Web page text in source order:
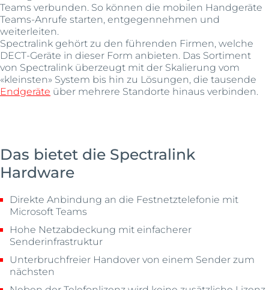
Teams verbunden. So können die mobilen Handgeräte
Teams-Anrufe starten, entgegennehmen und
weiterleiten.
Spectralink gehört zu den führenden Firmen, welche
DECT-Geräte in dieser Form anbieten. Das Sortiment
von Spectralink überzeugt mit der Skalierung vom
«kleinsten» System bis hin zu Lösungen, die tausende
Endgeräte über mehrere Standorte hinaus verbinden.
Das bietet die Spectralink
Hardware
Direkte Anbindung an die Festnetztelefonie mit
Microsoft Teams
Hohe Netzabdeckung mit einfacherer
Senderinfrastruktur
Unterbruchfreier Handover von einem Sender zum
nächsten